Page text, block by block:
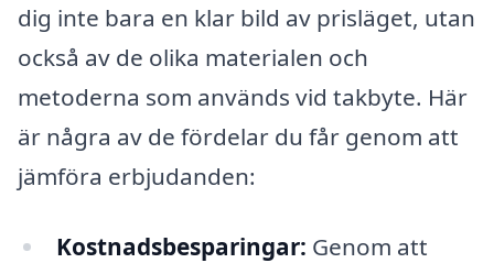
dig inte bara en klar bild av prisläget, utan
också av de olika materialen och
metoderna som används vid takbyte. Här
är några av de fördelar du får genom att
jämföra erbjudanden:
Kostnadsbesparingar: Genom att